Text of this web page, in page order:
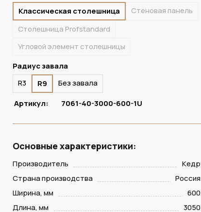
Классическая столешница
Стеновая панель
Столешница Profstandard
Угловой элемент столешницы
Радиус завала
R3
R9
Без завала
Артикул:
7061-40-3000-600-1U
Основные характеристики:
Производитель
Кедр
Страна производства
Россия
Ширина, мм
600
Длина, мм
3050